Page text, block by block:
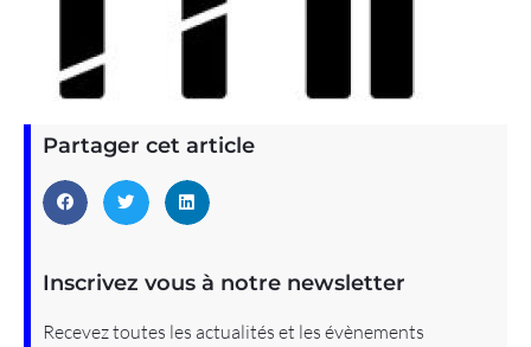
Partager cet article
Inscrivez vous à notre newsletter
Recevez toutes les actualités et les évènements